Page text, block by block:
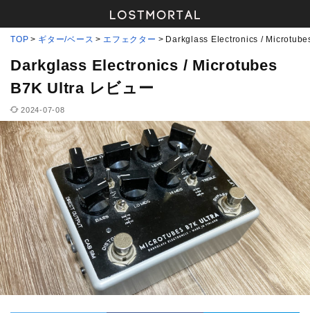
TOP ギター/ベース エフェクター Darkglass Electronics /
Darkglass Electronics / Microtubes
B7K Ultra レビュー
2024-07-08